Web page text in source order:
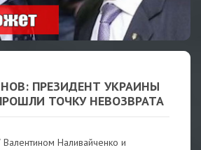
ПРЕЗИДЕНТ УКРАИНЫ
ТОЧКУ НЕВОЗВРАТА
Наливайченко и